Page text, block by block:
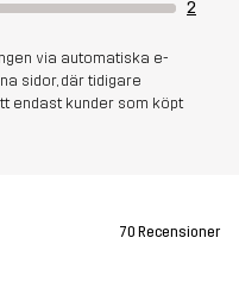
2
via automatiska e-
sidor, där tidigare
endast kunder som köpt
70 Recensioner